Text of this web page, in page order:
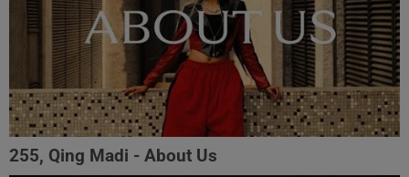
255, Qing Madi - About Us